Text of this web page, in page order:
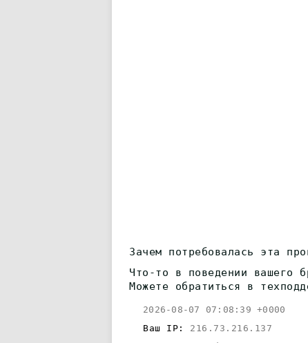
Зачем потребовалась эта
Что-то в поведении вашего
Можете обратиться в
2026-08-07 07:08:39 +0000
Ваш IP: 216.73.216.137